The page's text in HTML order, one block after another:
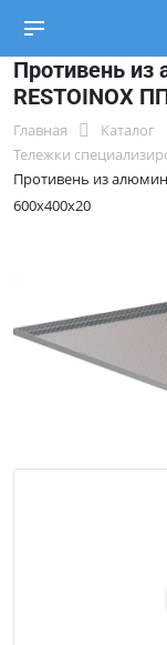
Противень
RESTOINOX
Главная Каталог
Тележки
Противень из
600х400х20